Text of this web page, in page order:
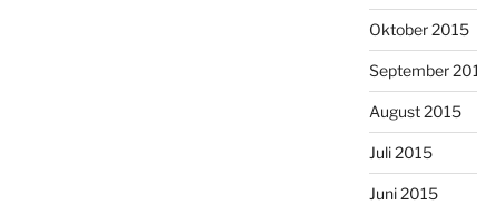
Oktober 2015
September
August 2015
Juli 2015
Juni 2015